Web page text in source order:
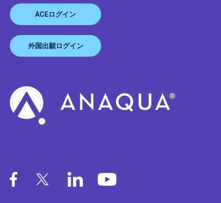
ACEログイン
外国出願ログイン